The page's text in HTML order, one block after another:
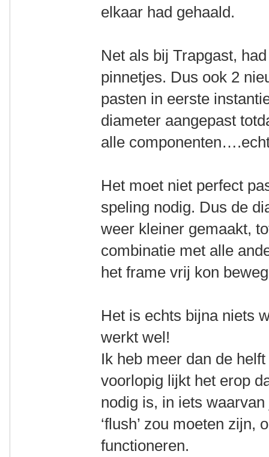
elkaar had gehaald.
Net als bij Trapgast,
pinnetjes. Dus ook 2
pasten in eerste
diameter aangepast
alle
Het moet niet perfect
speling nodig. Dus de
weer kleiner gemaakt,
combinatie met alle
het frame vrij kon
Het is echts bijna niets
werkt wel!
Ik heb meer dan de
voorlopig lijkt het erop
nodig is, in iets
‘flush’ zou moeten zijn,
functioneren.